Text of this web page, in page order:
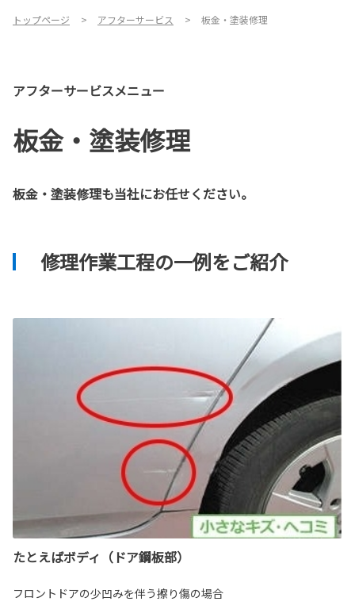
トップページ アフターサービス 板金・塗装修理
アフターサービスメニュー
板金・塗装修理
板金・塗装修理も当社にお任せください。
修理作業工程の一例をご紹介
たとえばボディ（ドア鋼板部）
フロントドアの少凹みを伴う擦り傷の場合